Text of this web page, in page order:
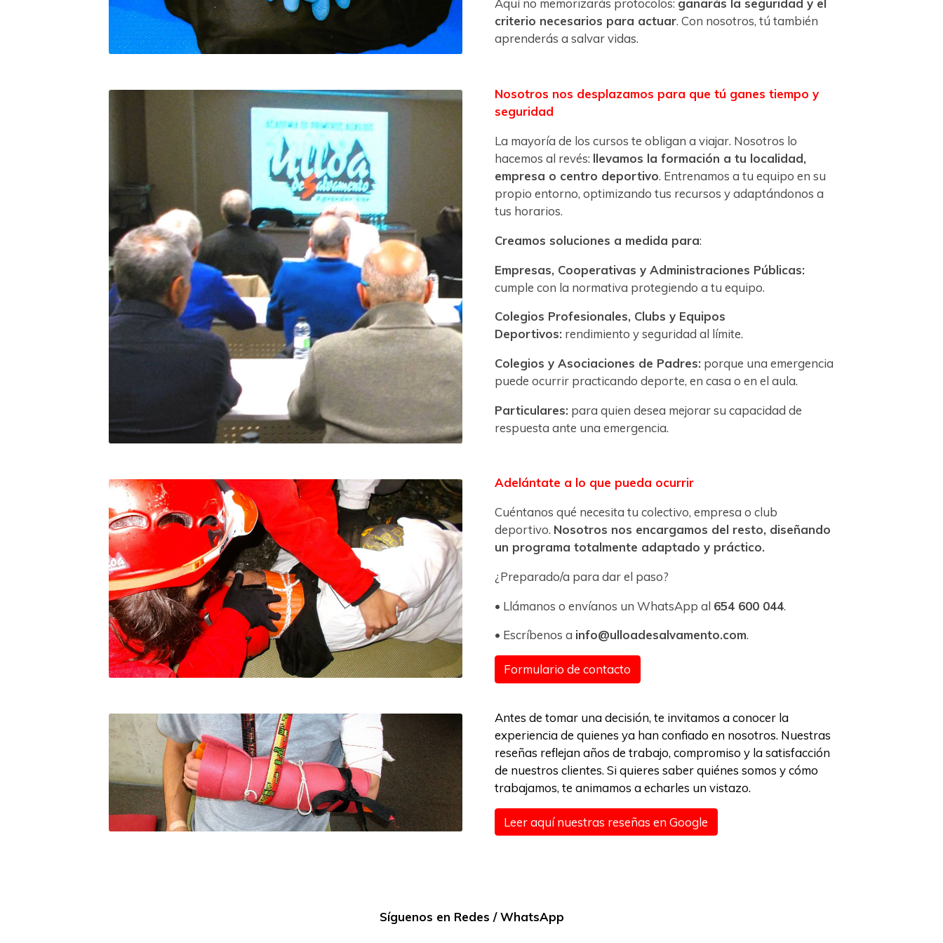
Aquí no memorizarás protocolos: ganarás la seguridad y el
criterio necesarios para actuar. Con nosotros, tú también
aprenderás a salvar vidas.
Nosotros nos desplazamos para que tú ganes tiempo y
seguridad
La mayoría de los cursos te obligan a viajar. Nosotros lo
hacemos al revés: llevamos la formación a tu localidad,
empresa o centro deportivo. Entrenamos a tu equipo en su
propio entorno, optimizando tus recursos y adaptándonos a
tus horarios.
Creamos soluciones a medida para:
Empresas, Cooperativas y Administraciones Públicas:
cumple con la normativa protegiendo a tu equipo.
Colegios Profesionales, Clubs y Equipos
Deportivos: rendimiento y seguridad al límite.
Colegios y Asociaciones de Padres: porque una emergencia
puede ocurrir practicando deporte, en casa o en el aula.
Particulares: para quien desea mejorar su capacidad de
respuesta ante una emergencia.
Adelántate a lo que pueda ocurrir
Cuéntanos qué necesita tu colectivo, empresa o club
deportivo. Nosotros nos encargamos del resto, diseñando
un programa totalmente adaptado y práctico.
¿Preparado/a para dar el paso?
• Llámanos o envíanos un WhatsApp al 654 600 044.
• Escríbenos a info@ulloadesalvamento.com.
Formulario de contacto
Antes de tomar una decisión, te invitamos a conocer la
experiencia de quienes ya han confiado en nosotros. Nuestras
reseñas reflejan años de trabajo, compromiso y la satisfacción
de nuestros clientes. Si quieres saber quiénes somos y cómo
trabajamos, te animamos a echarles un vistazo.
Leer aquí nuestras reseñas en Google
Síguenos en Redes / WhatsApp